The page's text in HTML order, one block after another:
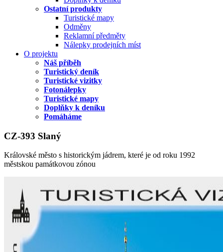
Ostatní produkty
Turistické mapy
Odměny
Reklamní předměty
Nálepky prodejních míst
O projektu
Náš příběh
Turistický deník
Turistické vizitky
Fotonálepky
Turistické mapy
Doplňky k deníku
Pomáháme
CZ-393 Slaný
Královské město s historickým jádrem, které je od roku 1992
městskou památkovou zónou